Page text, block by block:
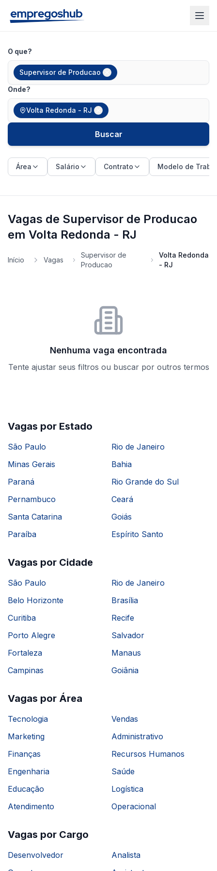
O que?
Supervisor de Producao
Onde?
Volta Redonda - RJ
Buscar
Área Salário Contrato Modelo de
Vagas de Supervisor de Producao
em Volta Redonda - RJ
Início Vagas
Supervisor de
Producao
Volta Redonda
- RJ
Nenhuma vaga encontrada
Tente ajustar seus filtros ou buscar por outros termos
Vagas por Estado
São Paulo
Rio de Janeiro
Minas Gerais
Bahia
Paraná
Rio Grande do Sul
Pernambuco
Ceará
Santa Catarina
Goiás
Paraíba
Espírito Santo
Vagas por Cidade
São Paulo
Rio de Janeiro
Belo Horizonte
Brasília
Curitiba
Recife
Porto Alegre
Salvador
Fortaleza
Manaus
Campinas
Goiânia
Vagas por Área
Tecnologia
Vendas
Marketing
Administrativo
Finanças
Recursos Humanos
Engenharia
Saúde
Educação
Logística
Atendimento
Operacional
Vagas por Cargo
Desenvolvedor
Analista